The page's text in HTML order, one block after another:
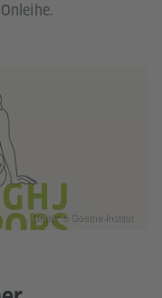
Grafik: © Goethe-Institut